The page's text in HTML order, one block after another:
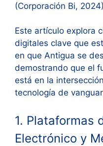
(Corporación Bi,
Este artículo explora
digitales clave que
en que Antigua se
demostrando que el
está en la
tecnología de
1. Plataformas
Electrónico y